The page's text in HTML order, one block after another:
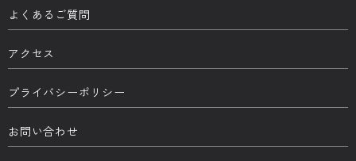
よくあるご質問
アクセス
プライバシーポリシー
お問い合わせ